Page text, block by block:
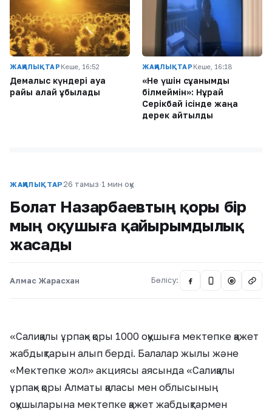
ЖАҢАЛЫҚТАР Кеше, 16:52
Демалыс күндері ауа
райы қалай құбылады
ЖАҢАЛЫҚТАР Кеше, 16:18
«Не үшін сұққанымды
білмеймін»: Нұрай
Серікбай ісінде жаңа
дерек айтылды
ЖАҢАЛЫҚТАР 26 тамыз·1 мин оқу
Болат Назарбаевтың қоры бір
мың оқушыға қайырымдылық
жасады
Алмас Жарасхан Бөлісу: @
«Салиқалы ұрпақ» қоры 1000 оқушыға мектепке қажет
жабдықтарын алып берді. Балалар жылы және
«Мектепке жол» акциясы аясында «Салиқалы
ұрпақ» қоры Алматы қаласы мен облысының
оқушыларына мектепке қажет жабдықтармен